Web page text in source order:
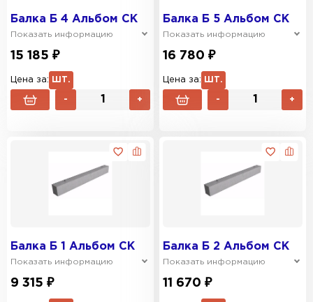
Балка Б 4 Альбом СК
Показать информацию
15 185 ₽
Цена за: ШТ.
- +
Балка Б 5 Альбом СК
Показать информацию
16 780 ₽
Цена за: ШТ.
- +
Балка Б 1 Альбом СК
Показать информацию
9 315 ₽
Балка Б 2 Альбом СК
Показать информацию
11 670 ₽